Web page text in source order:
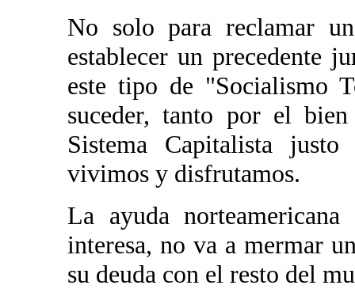
No solo para reclamar
establecer un precedente
este tipo de "Socialismo
suceder, tanto por el
Sistema Capitalista
vivimos y disfrutamos.
La ayuda
interesa, no va a mermar
su deuda con el resto del